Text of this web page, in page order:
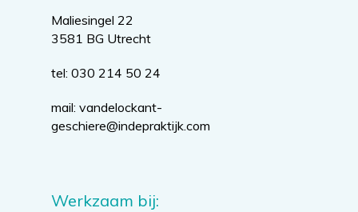
Maliesingel 22
3581 BG Utrecht
tel: 030 214 50 24
mail: vandelockant-
geschiere@indepraktijk.com
Werkzaam bij: